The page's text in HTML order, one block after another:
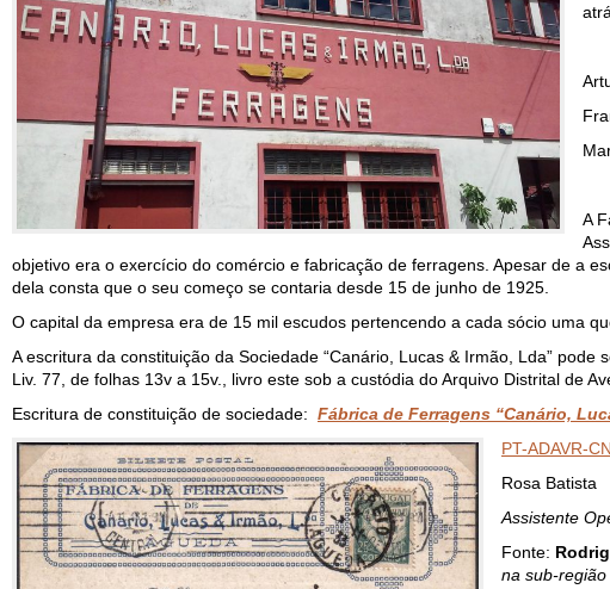
A
objetivo era o exercício do comércio e fabricação de ferragens. Apesar de a
dela consta que o seu começo se contaria desde 15 de junho de 1925.
O capital da empresa era de 15 mil escudos pertencendo a cada sócio uma
A escritura da constituição da Sociedade “Canário, Lucas & Irmão, Lda”
Liv. 77, de folhas 13v a 15v., livro este sob a custódia do Arquivo Distrital de
Escritura de constituição de sociedade: Fábrica de Ferragens “Canário,
PT-ADAVR-
Rosa Batista
Assistente
Fonte:
na sub-